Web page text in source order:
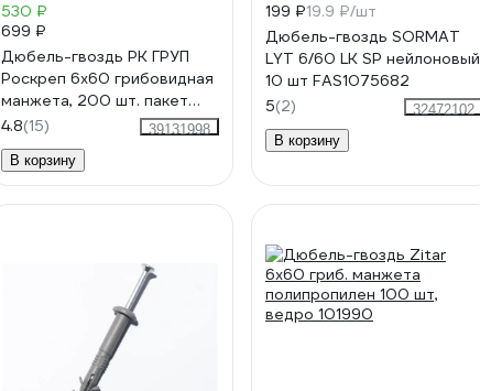
530 ₽
699 ₽
Дюбель-гвоздь РК ГРУП
Роскреп 6x60 грибовидная
манжета, 200 шт. пакет
РКГ00016686
4.8(15)
39131998
В корзину
199 ₽19.9 ₽/шт
Дюбель-гвоздь SORMAT
LYT 6/60 LK SP нейлоновый
10 шт FAS1075682
5(2)
32472102
В корзину